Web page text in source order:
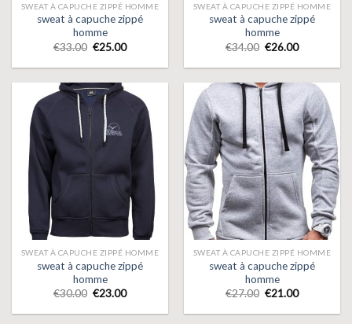
SWEAT À CAPUCHE ZIPPÉ HOMME
sweat à capuche zippé
homme
€33.00 €25.00
SWEAT À CAPUCHE ZIPPÉ HOMME
sweat à capuche zippé
homme
€34.00 €26.00
SWEAT À CAPUCHE ZIPPÉ HOMME
sweat à capuche zippé
homme
€30.00 €23.00
SWEAT À CAPUCHE ZIPPÉ HOMME
sweat à capuche zippé
homme
€27.00 €21.00